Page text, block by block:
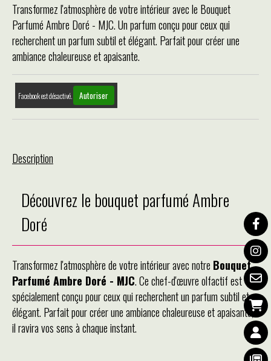
Transformez l'atmosphère de votre intérieur avec le Bouquet
Parfumé Ambre Doré - MJC. Un parfum conçu pour ceux qui
recherchent un parfum subtil et élégant. Parfait pour créer une
ambiance chaleureuse et apaisante.
Facebook est désactivé. Autoriser
Description
Découvrez le bouquet parfumé Ambre
Doré
Transformez l'atmosphère de votre intérieur avec notre Bouquet
Parfumé Ambre Doré - MJC. Ce chef-d'œuvre olfactif est
spécialement conçu pour ceux qui recherchent un parfum subtil et
élégant. Parfait pour créer une ambiance chaleureuse et apaisante,
il ravira vos sens à chaque instant.